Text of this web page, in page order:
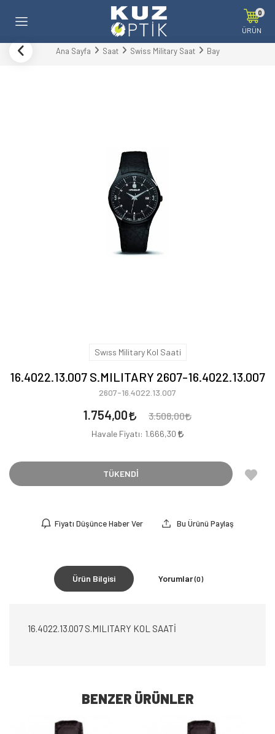
0
ÜRÜN
Ana Sayfa Saat Swiss Military Saat Bay
Swıss Military Kol Saati
16.4022.13.007 S.MILITARY 2607-16.4022.13.007
2607-16.4022.13.007
1.754,00 3.508,00
Havale Fiyatı: 1.666,30
TÜKENDİ
Fiyatı Düşünce Haber Ver Bu Ürünü Paylaş
Ürün Bilgisi Yorumlar(0)
16.4022.13.007 S.MILITARY KOL SAATİ
BENZER ÜRÜNLER